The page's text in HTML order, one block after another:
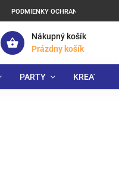
PODMIENKY OCHRANY
Nákupný košík
Prázdny košík
PARTY